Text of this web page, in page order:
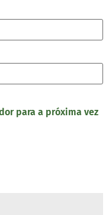
para a próxima vez